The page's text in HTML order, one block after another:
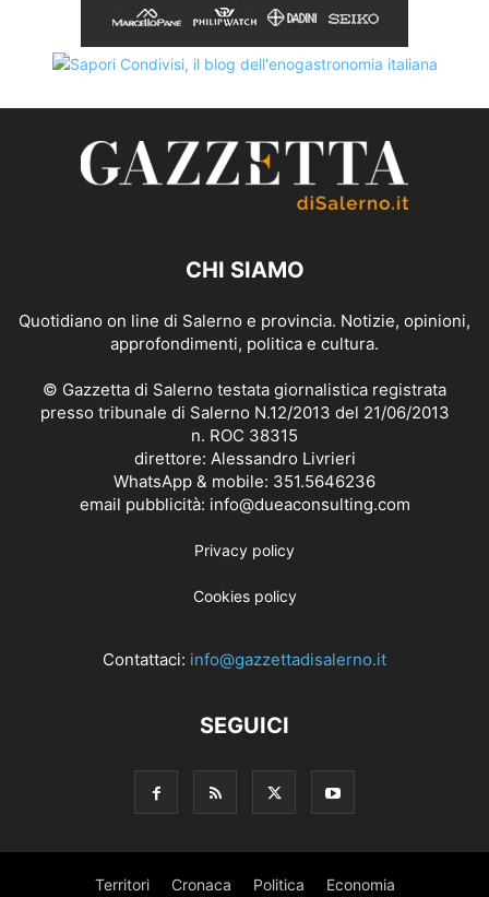
CHI SIAMO
Quotidiano on line di Salerno e provincia. Notizie, opinioni,
approfondimenti, politica e cultura.
© Gazzetta di Salerno testata giornalistica registrata
presso tribunale di Salerno N.12/2013 del 21/06/2013
n. ROC 38315
direttore: Alessandro Livrieri
WhatsApp & mobile: 351.5646236
email pubblicità: info@dueaconsulting.com
Privacy policy
Cookies policy
Contattaci: info@gazzettadisalerno.it
SEGUICI
Territori Cronaca Politica Economia